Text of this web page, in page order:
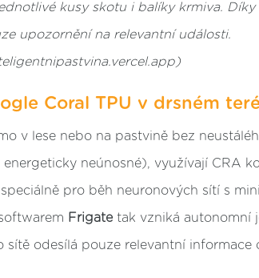
kusy skotu i balíky krmiva. Díky
upozornění na relevantní události.
Coral TPU v drsném
v lese nebo na pastvině bez
neúnosné), využívají CRA
pro běh neuronových sítí s
Frigate tak vzniká autonomní
sítě odesílá pouze relevantní informace